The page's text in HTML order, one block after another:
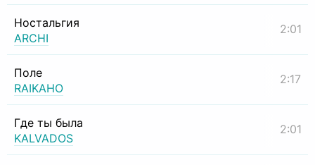
Ностальгия
ARCHI
2:01
Поле
RAIKAHO
2:17
Где ты была
KALVADOS
2:01